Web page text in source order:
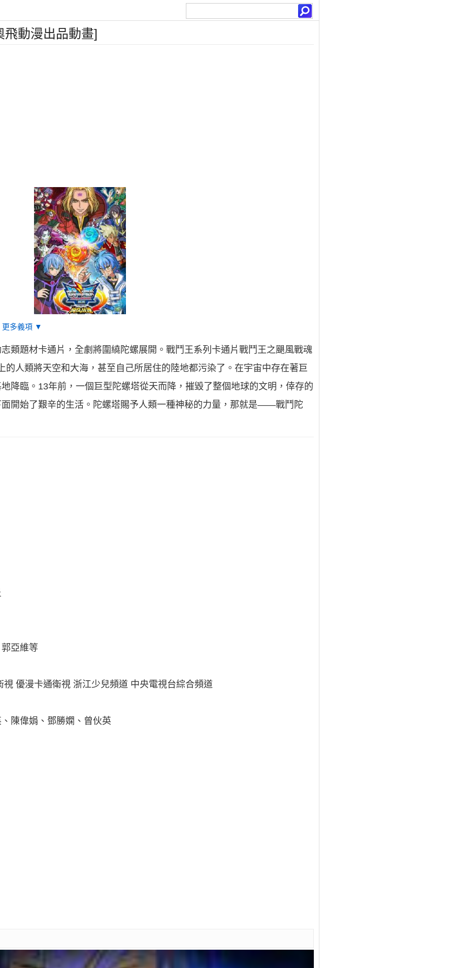
飛動漫出品動畫]
更多義項 ▼
類題材卡通片，全劇將圍繞陀螺展開。戰鬥王系列卡通片戰鬥王之颶風戰魂
的人類將天空和大海，甚至自己所居住的陸地都污染了。在宇宙中存在著巨
降臨。13年前，一個巨型陀螺塔從天而降，摧毀了整個地球的文明，倖存的
開始了艱辛的生活。陀螺塔賜予人類一種神秘的力量，那就是——戰鬥陀
亞維等
優漫卡通衛視 浙江少兒頻道 中央電視台綜合頻道
陳偉娟、鄧勝嫻、曾伙英